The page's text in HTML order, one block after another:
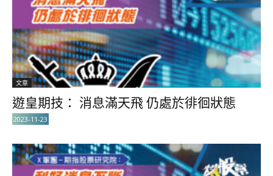
文章
遊皇期技： 消息滿天飛 仍處於徘徊狀態
2023-11-23